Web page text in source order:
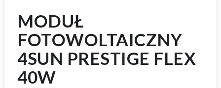
MODUŁ
FOTOWOLTAICZNY
4SUN PRESTIGE FLEX
40W